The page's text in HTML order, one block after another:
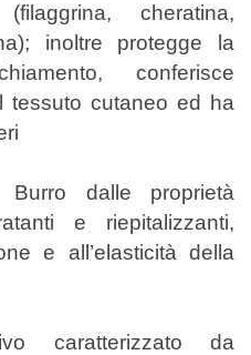
cheratina,
inoltre protegge la
conferisce
tessuto cutaneo ed ha
Burro dalle proprietà
e riepitalizzanti,
e all’elasticità della
caratterizzato da